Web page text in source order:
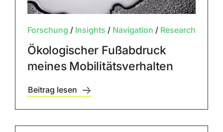
Forschung / Insights / Navigation / Research
Ökologischer Fußabdruck
meines Mobilitätsverhalten
Beitrag lesen